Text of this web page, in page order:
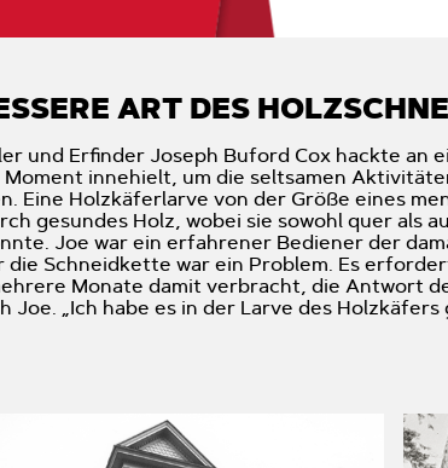
ART DES
und Erfinder Joseph Buford Cox hackte an
Moment innehielt, um die seltsamen
Eine Holzkäferlarve von der Größe eines
gesundes Holz, wobei sie sowohl quer als
Joe war ein erfahrener Bediener der
die Schneidkette war ein Problem. Es
Monate damit verbracht, die Antwort
Joe. „Ich habe es in der Larve des Holzkäfers